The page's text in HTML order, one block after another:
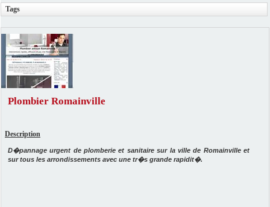
Tags
Plombier Romainville
Description
D�pannage urgent de plomberie et sanitaire sur la ville de Romainville et
sur tous les arrondissements avec une tr�s grande rapidit�.